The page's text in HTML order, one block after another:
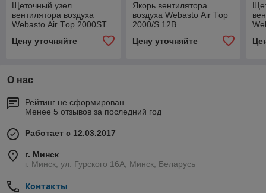
Щеточный узел
вентилятора воздуха
Webasto Аir Тop 2000ST
Цену уточняйте
Якорь вентилятора
воздуха Webasto Аir Тop
2000/S 12В
Цену уточняйте
О нас
Рейтинг не сформирован
Менее 5 отзывов за последний год
Работает с 12.03.2017
г. Минск
г. Минск, ул. Гурского 16А, Минск, Беларусь
Контакты